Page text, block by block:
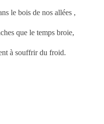
le bois de nos allées ,
que le temps broie,
à souffrir du froid.